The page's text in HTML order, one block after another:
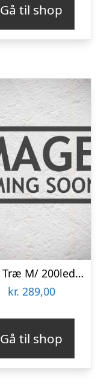
Gå til shop
DGA Træ M/ 200led Sort 170cm – 31v, Ip4431v, Ip44 – 18271181
kr. 289,00
Gå til shop